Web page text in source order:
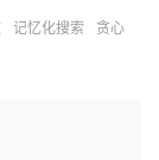
记忆化搜索 贪心